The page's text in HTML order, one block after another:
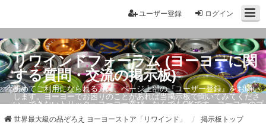
ログイン
ユーザー登録
リワインドフォーラム (ヨーヨーに関
する質問・交流の掲示板)
初めてご利用になられる方は、ページ上部の『ユーザー登録』をお願い
します。ヨーヨーでお困りのことがあれば当掲示板で聞いてみてくださ
い。できないトリック・ヨーヨー選び、なんでもOKです。ヨーヨーのプ
世界最大級の品ぞろえ ヨーヨーストア「リワインド」 掲示板トップ